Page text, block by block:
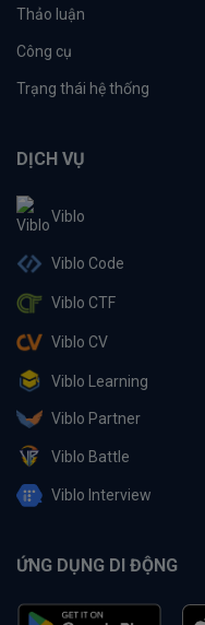
Thảo luận
Công cụ
Trạng thái hệ thống
DỊCH VỤ
Viblo
Viblo Code
Viblo CTF
Viblo CV
Viblo Learning
Viblo Partner
Viblo Battle
Viblo Interview
ỨNG DỤNG DI ĐỘNG